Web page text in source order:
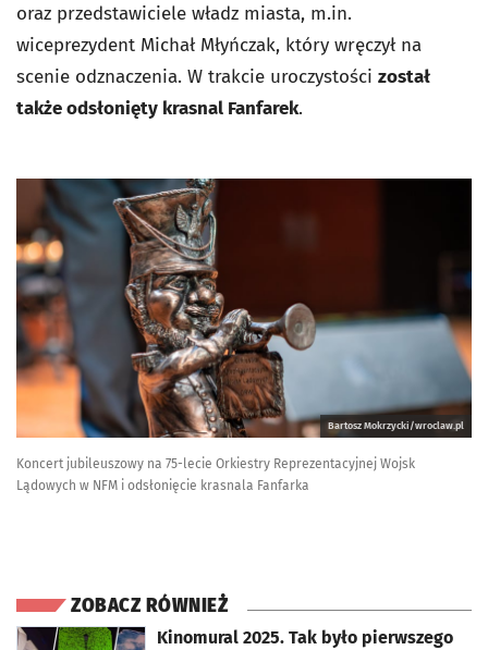
oraz przedstawiciele władz miasta, m.in.
wiceprezydent Michał Młyńczak, który wręczył na
scenie odznaczenia. W trakcie uroczystości został
także odsłonięty krasnal Fanfarek.
Bartosz Mokrzycki/wroclaw.pl
Koncert jubileuszowy na 75-lecie Orkiestry Reprezentacyjnej Wojsk
Lądowych w NFM i odsłonięcie krasnala Fanfarka
ZOBACZ RÓWNIEŻ
Kinomural 2025. Tak było pierwszego
otworzy się w nowej karcie